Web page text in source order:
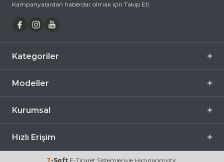
Kampanyalardan haberdar olmak için Takip Et!
Kategoriler
Modeller
Kurumsal
Hızlı Erişim
T-Soft E-Ticaret Sistemleriyle Hazırlanmıştır.